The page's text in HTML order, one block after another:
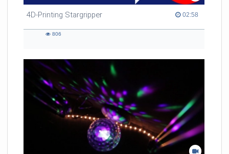
4D-Printing Stargripper 02:58
02:58 duration
806